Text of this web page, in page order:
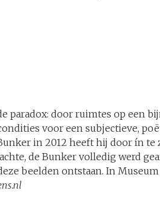
paradox: door ruimtes op een
voor een subjectieve,
in 2012 heeft hij door ín te
de Bunker volledig werd
beelden ontstaan. In